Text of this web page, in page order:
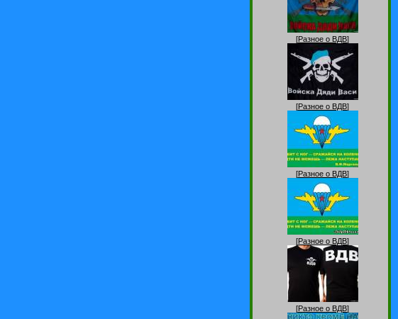
[Разное о ВДВ]
[Разное о ВДВ]
[Разное о ВДВ]
[Разное о ВДВ]
[Разное о ВДВ]